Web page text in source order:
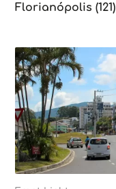
Florianópolis (121)